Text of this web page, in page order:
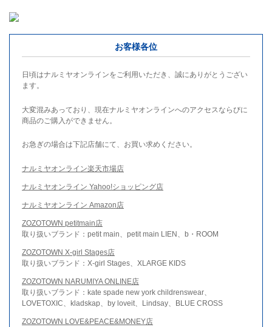
お客様各位
日頃はナルミヤオンラインをご利用いただき、誠にありがとうござい
ます。
大変混みあっており、現在ナルミヤオンラインへのアクセスならびに
商品のご購入ができません。
お急ぎの場合は下記店舗にて、お買い求めください。
ナルミヤオンライン楽天市場店
ナルミヤオンライン Yahoo!ショッピング店
ナルミヤオンライン Amazon店
ZOZOTOWN petitmain店
取り扱いブランド：petit main、petit main LIEN、b・ROOM
ZOZOTOWN X-girl Stages店
取り扱いブランド：X-girl Stages、XLARGE KIDS
ZOZOTOWN NARUMIYA ONLINE店
取り扱いブランド：kate spade new york childrenswear、
LOVETOXIC、kladskap、by loveit、Lindsay、BLUE CROSS
ZOZOTOWN LOVE&PEACE&MONEY店